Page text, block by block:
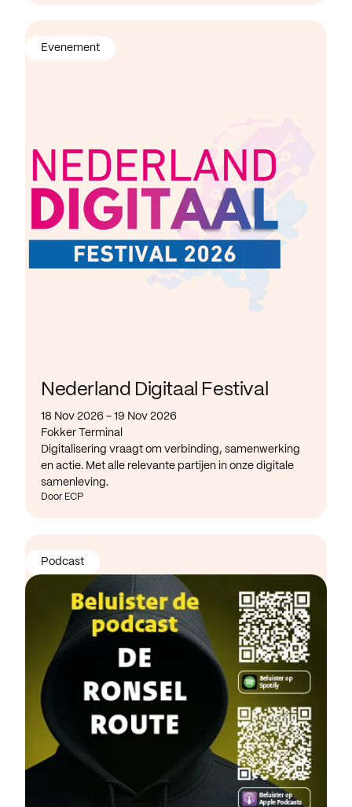
Nederland Digitaal Festival
18 Nov 2026 - 19 Nov 2026
Fokker Terminal
Digitalisering vraagt om verbinding, samenwerking
en actie. Met alle relevante partijen in onze digitale
samenleving.
Door ECP
Evenement
Podcast